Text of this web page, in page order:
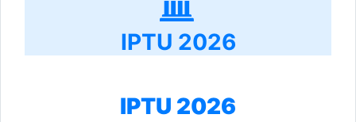
IPTU 2026
IPTU 2026